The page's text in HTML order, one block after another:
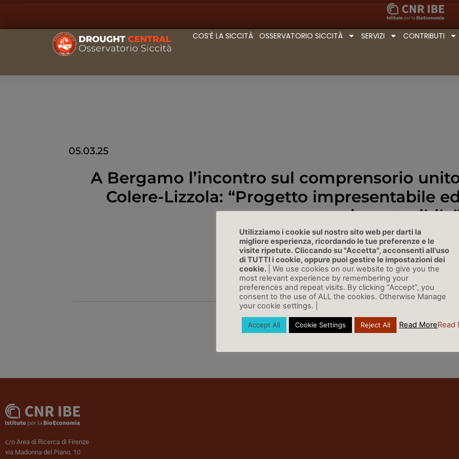
COS’È LA SICCITÀ OSSERVATORIO SICCITÀ SERVIZI CONTRIBUTI
05.03.25
A Bergamo l’incontro sul comprensorio
Colere-Lizzola: “Progetto impresentabile ed
BergamoNews, 05/03/2025
LINK
Vai a Rassegna Stampa »
c/o Area di Ricerca di Firenze
via Madonna del Piano, 10
Utilizziamo i cookie sul nostro sito web per darti la
migliore esperienza, ricordando le tue preferenze e le
visite ripetute. Cliccando su "Accetta", acconsenti all'uso
di TUTTI i cookie, oppure puoi gestire le impostazioni dei
cookie.
| We use cookies on our website to give you the
most relevant experience by remembering your
preferences and repeat visits. By clicking “Accept”, you
consent to the use of ALL the cookies. Otherwise Manage
your cookie settings. |
Accept All Cookie Settings Reject All Read MoreRead